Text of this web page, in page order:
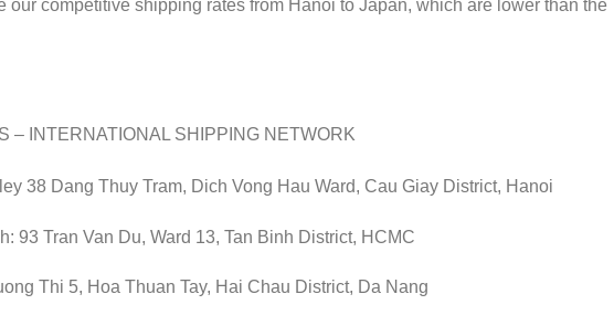
our competitive shipping rates from Hanoi to Japan, which are lower than the
– INTERNATIONAL SHIPPING NETWORK
38 Dang Thuy Tram, Dich Vong Hau Ward, Cau Giay District, Hanoi
93 Tran Van Du, Ward 13, Tan Binh District, HCMC
Thi 5, Hoa Thuan Tay, Hai Chau District, Da Nang